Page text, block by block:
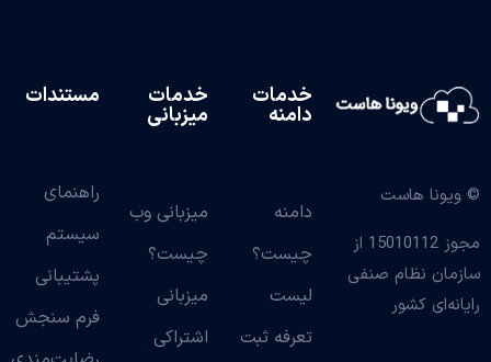
© ویونا هاست
مجوز 15010112 از
سازمان نظام صنفی
رایانه‌ای کشور
خدمات
دامنه
دامنه
چیست؟
لیست
تعرفه ثبت
خدمات
میزبانی
میزبانی وب
چیست؟
میزبانی
اشتراکی
مستندات
راهنمای
سیستم
پشتیبانی
فرم سنجش